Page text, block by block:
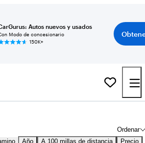
Autos nuevos y usados
Modo de concesionario
150K+
Ordenar
Año A 100 millas de distancia Precio